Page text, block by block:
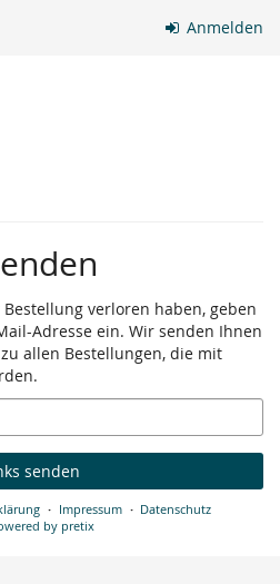
Anmelden
verloren haben, geben
Adresse ein. Wir senden Ihnen
allen Bestellungen, die mit
senden
Impressum
Datenschutz
by pretix